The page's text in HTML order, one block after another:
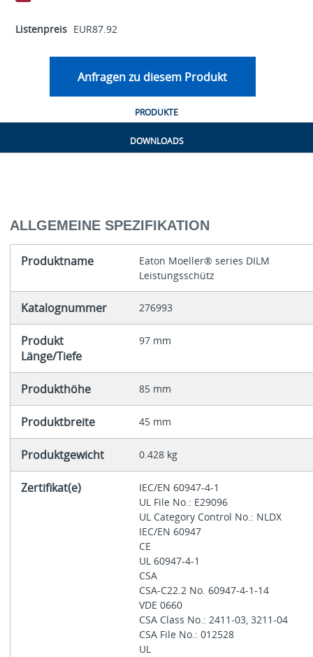
Listenpreis EUR87.92
Anfragen zu diesem Produkt
PRODUKTE
DOWNLOADS
ALLGEMEINE SPEZIFIKATION
Produktname
Eaton Moeller® series DILM
Leistungsschütz
Katalognummer 276993
Produkt
Länge/Tiefe
97 mm
Produkthöhe 85 mm
Produktbreite 45 mm
Produktgewicht 0.428 kg
Zertifikat(e)
IEC/EN 60947-4-1
UL File No.: E29096
UL Category Control No.: NLDX
IEC/EN 60947
CE
UL 60947-4-1
CSA
CSA-C22.2 No. 60947-4-1-14
VDE 0660
CSA Class No.: 2411-03, 3211-04
CSA File No.: 012528
UL